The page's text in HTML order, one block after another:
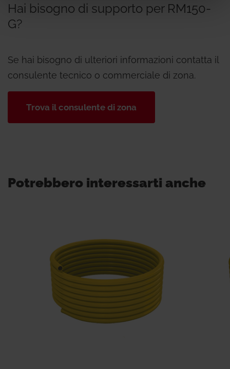
Hai bisogno di supporto per RM150-
G?
Se hai bisogno di ulteriori informazioni contatta il
consulente tecnico o commerciale di zona.
Trova il consulente di zona
Potrebbero interessarti anche